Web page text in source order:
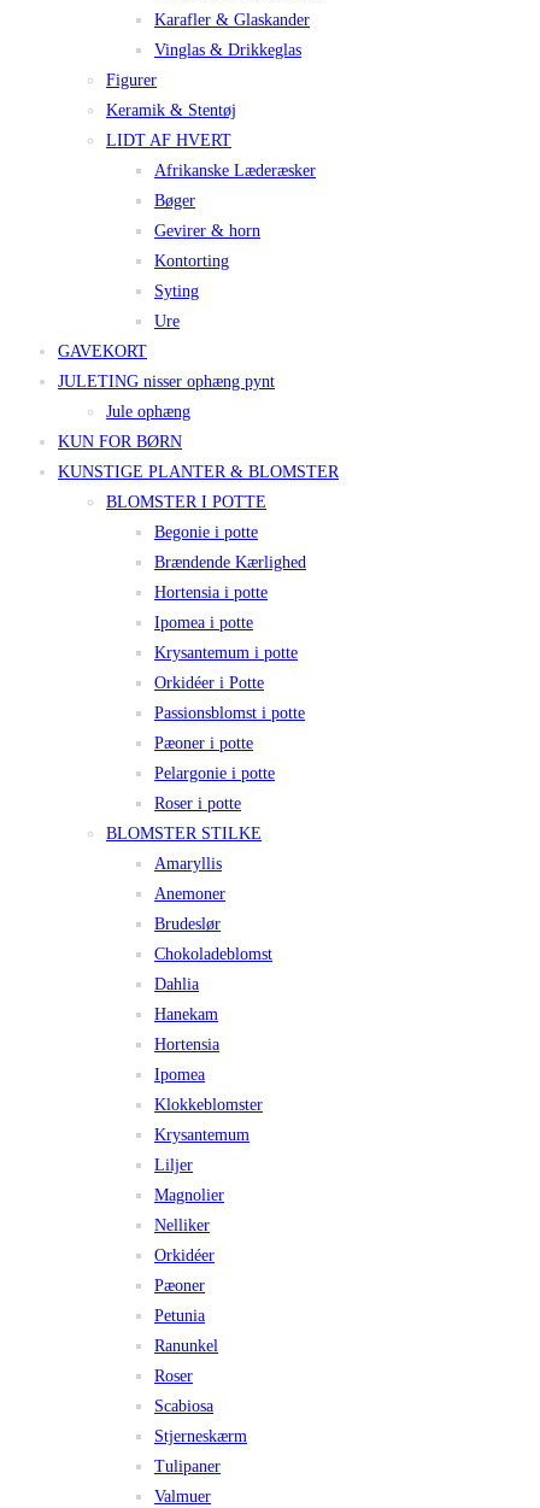
Karafler & Glaskander
Vinglas & Drikkeglas
Figurer
Keramik & Stentøj
LIDT AF HVERT
Afrikanske Læderæsker
Bøger
Gevirer & horn
Kontorting
Syting
Ure
GAVEKORT
JULETING nisser ophæng pynt
Jule ophæng
KUN FOR BØRN
KUNSTIGE PLANTER & BLOMSTER
BLOMSTER I POTTE
Begonie i potte
Brændende Kærlighed
Hortensia i potte
Ipomea i potte
Krysantemum i potte
Orkidéer i Potte
Passionsblomst i potte
Pæoner i potte
Pelargonie i potte
Roser i potte
BLOMSTER STILKE
Amaryllis
Anemoner
Brudeslør
Chokoladeblomst
Dahlia
Hanekam
Hortensia
Ipomea
Klokkeblomster
Krysantemum
Liljer
Magnolier
Nelliker
Orkidéer
Pæoner
Petunia
Ranunkel
Roser
Scabiosa
Stjerneskærm
Tulipaner
Valmuer